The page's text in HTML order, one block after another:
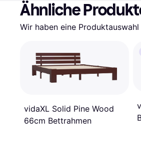
Ähnliche
Wir haben eine
vidaXL Solid Pine Wood
66cm Bettrahmen